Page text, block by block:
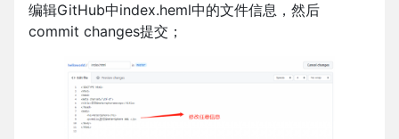
编辑GitHub中index.heml中的文件信息，然后
commit changes提交；